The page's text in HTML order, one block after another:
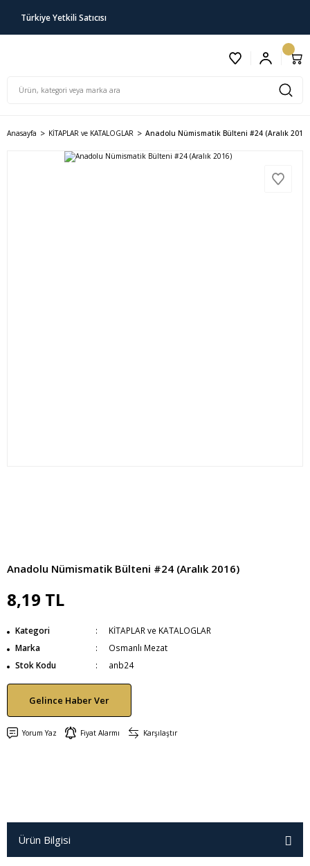
Türkiye Yetkili Satıcısı
Anasayfa KİTAPLAR ve KATALOGLAR Anadolu Nümismatik Bülteni #24 (Aralık 2016)
Anadolu Nümismatik Bülteni #24 (Aralık 2016)
8,19 TL
Kategori
KİTAPLAR ve KATALOGLAR
Marka
Osmanlı Mezat
Stok Kodu
anb24
Gelince Haber Ver
Yorum Yaz Fiyat Alarmı Karşılaştır
Ürün Bilgisi